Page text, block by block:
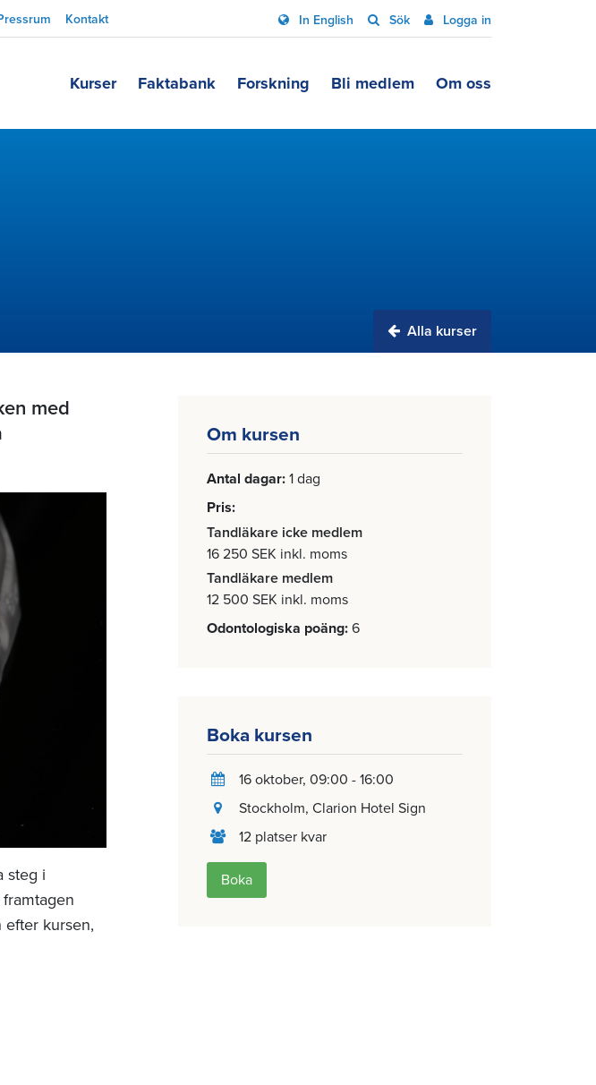
Kontakt In English Sök Logga in
Kurser Faktabank Forskning Bli medlem Om oss
Alla kurser
Om kursen
Antal dagar 1 dag
Pris
Tandläkare icke medlem
16 250 SEK inkl. moms
Tandläkare medlem
12 500 SEK inkl. moms
Odontologiska poäng 6
Boka kursen
16 oktober, 09:00 - 16:00
Stockholm, Clarion Hotel Sign
12 platser kvar
Boka
med
steg i
efter kursen,